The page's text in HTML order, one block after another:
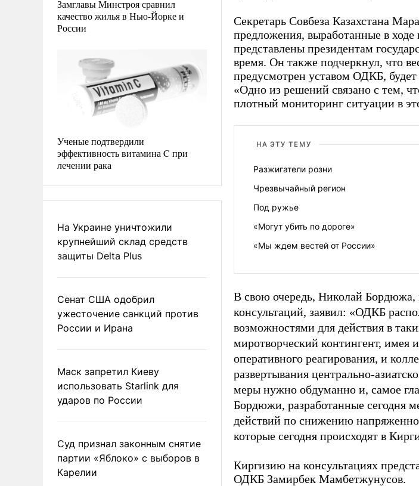
Замглавы Минстроя сравнил
качество жилья в Нью-Йорке и
России
Ученые подтвердили
эффективность витамина C при
лечении рака
На Украине уничтожили
крупнейший склад средств
защиты Delta Plus
Сенат США одобрил
ужесточение санкций против
России и Ирана
Маск запретил Киеву
использовать Starlink для
ударов по России
Суд признал законным снятие
партии «Яблоко» с выборов в
Карелии
Секретарь Совбеза Казахстана
предложения, выработанные в ходе
представлены президентам
время. Он также подчеркнул, что
предусмотрен уставом ОДКБ,
«Одно из решений связано с тем,
плотный мониторинг ситуации в
НА ЭТУ ТЕМУ
Разжигатели розни
Чрезвычайный регион
Под ружье
«Могут убить по дороге»
«Мы ждем вестей от России»
В свою очередь, Николай Бордюжа,
консультаций, заявил: «ОДКБ
возможностями для действия в
миротворческий контингент, имея
оперативного реагирования, и
развертывания центрально-
меры нужно обдуманно и, самое
Бордюжи, разработанные сегодня
действий по снижению
которые сегодня происходят в
Киргизию на консультациях
ОДКБ Замирбек Мамбетжунусов.